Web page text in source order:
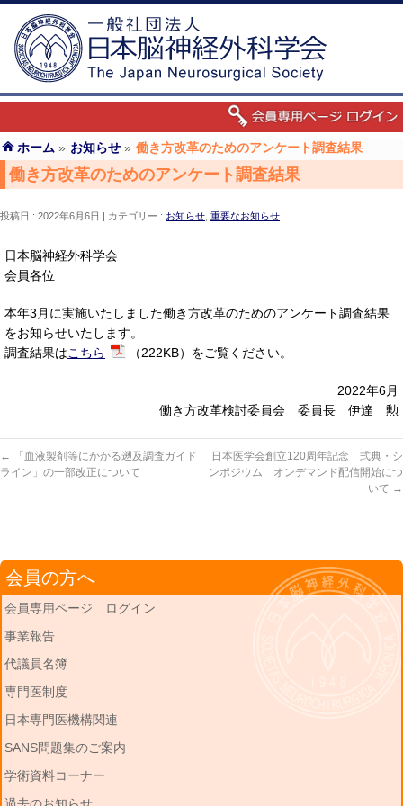
ホーム » お知らせ » 働き方改革のためのアンケート調査結果
働き方改革のためのアンケート調査結果
投稿日 : 2022年6月6日 カテゴリー : お知らせ 重要なお知らせ
日本脳神経外科学会
会員各位
本年3月に実施いたしました働き方改革のためのアンケート調査結果
をお知らせいたします。
調査結果はこちら （222KB）をご覧ください。
2022年6月
働き方改革検討委員会 委員長 伊達 勲
←
「血液製剤等にかかる遡及調査ガイド
ライン」の一部改正について
日本医学会創立120周年記念 式典・シ
ンポジウム オンデマンド配信開始につ
いて →
会員の方へ
会員専用ページ ログイン
事業報告
代議員名簿
専門医制度
日本専門医機構関連
SANS問題集のご案内
学術資料コーナー